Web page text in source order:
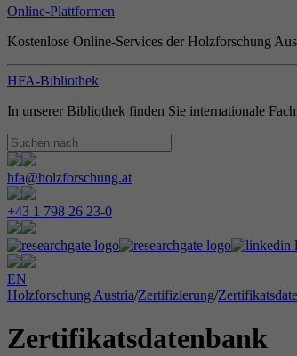
Online-Plattformen
Kostenlose Online-Services der Holzforschung
HFA-Bibliothek
In unserer Bibliothek finden Sie internationale
hfa@holzforschung.at
+43 1 798 26 23-0
EN
Holzforschung Austria/Zertifizierung/
Zertifikatsdatenbank